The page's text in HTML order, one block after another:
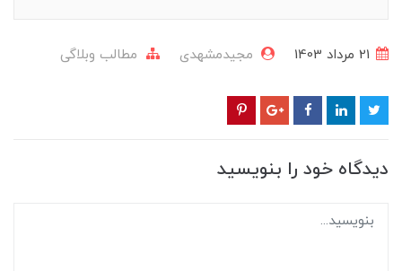
مجیدمشهدی مطالب وبلاگی
دیدگاه خود را بنویسید